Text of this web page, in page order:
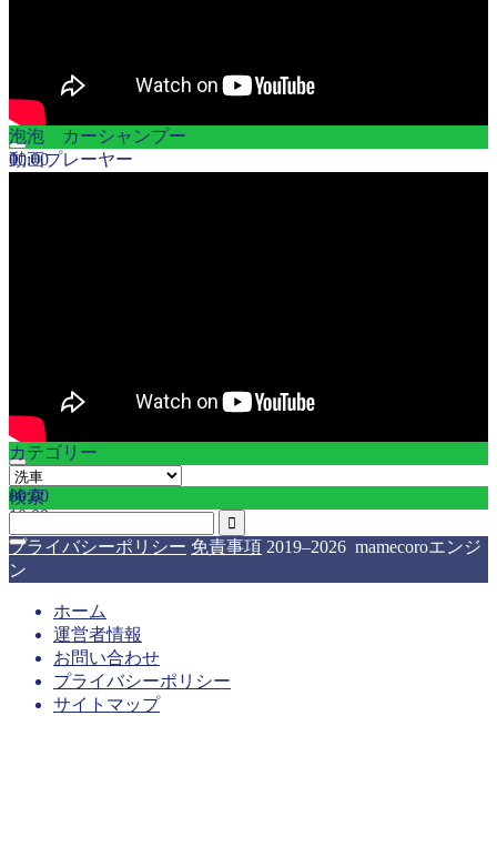
00:00
泡泡 カーシャンプー
動画プレーヤー
00:00
00:00
10:09
カテゴリー
カ
テ
リ
ー
検索
プライバシーポリシー 免責事項 2019–2026 mamecoroエンジ
ン
ホーム
運営者情報
お問い合わせ
プライバシーポリシー
サイトマップ